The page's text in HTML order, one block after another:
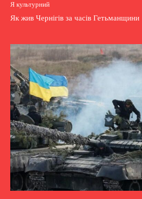
Я культурний
Як жив Чернігів за часів Гетьманщини